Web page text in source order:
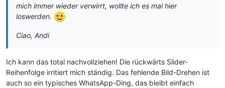
mich immer wieder verwirrt, wollte ich es mal hier
loswerden.
Ciao, Andi
Ich kann das total nachvollziehen! Die rückwärts Slider-
Reihenfolge irritiert mich ständig. Das fehlende Bild-Drehen ist
auch so ein typisches WhatsApp-Ding, das bleibt einfach